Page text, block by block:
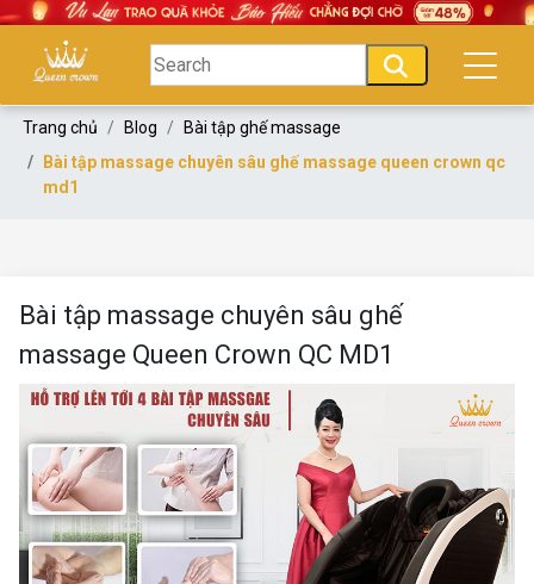
Trang chủ Blog
Bài tập ghế massage
Bài tập massage chuyên sâu ghế massage queen crown qc
md1
Bài tập massage chuyên sâu ghế
massage Queen Crown QC MD1